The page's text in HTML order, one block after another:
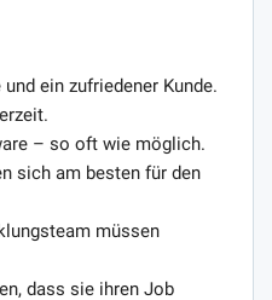
ein zufriedener Kunde.
– so oft wie möglich.
sich am besten für den
müssen
dass sie ihren Job